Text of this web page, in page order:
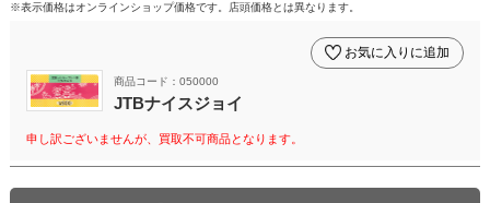
※表示価格はオンラインショップ価格です。店頭価格とは異なります。
商品コード：050000
JTBナイスジョイ
お気に入りに追加
申し訳ございませんが、買取不可商品となります。